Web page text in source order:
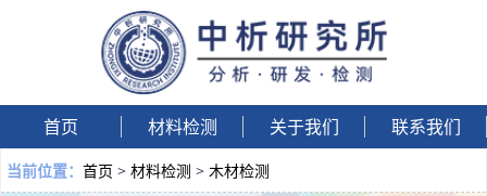
首页 材料检测 关于我们 联系我们
当前位置： 首页 > 材料检测 > 木材检测